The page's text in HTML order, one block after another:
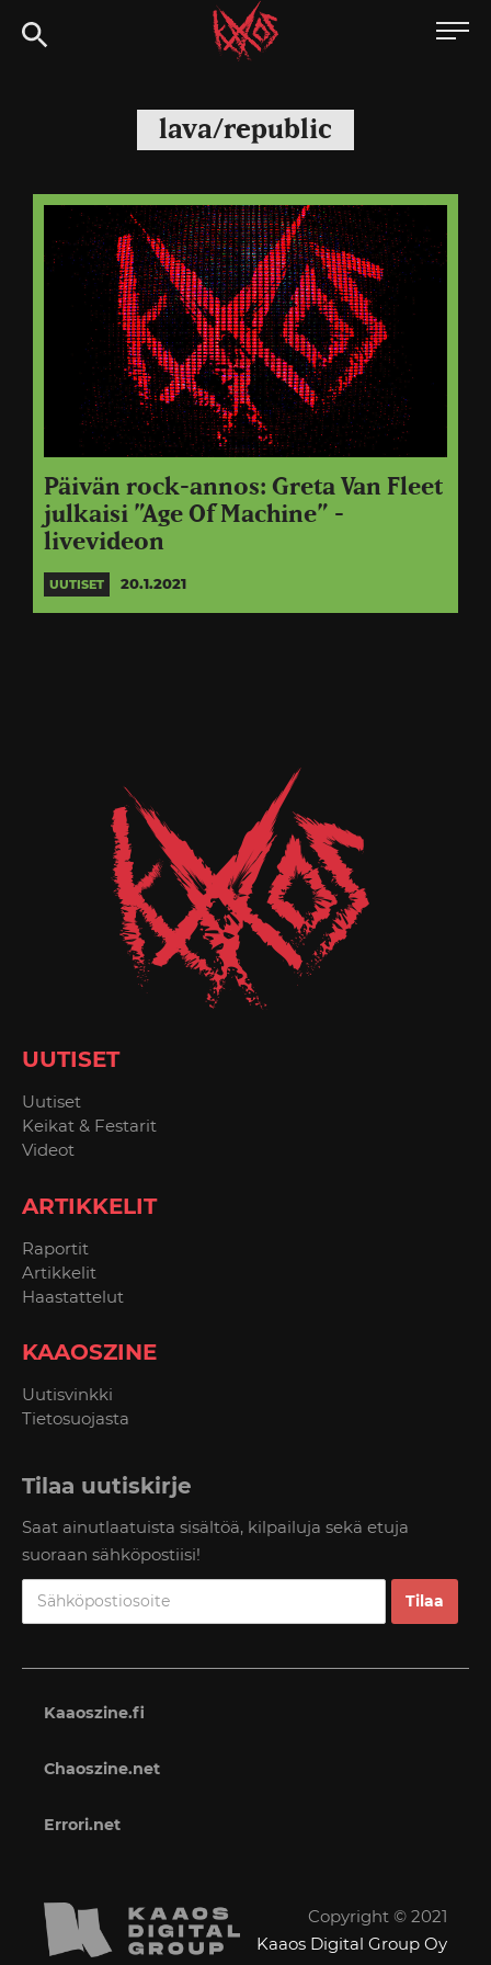
Siirry
suoraan
Kaaoszine
lava/republic
Päivän rock-annos: Greta Van Fleet
julkaisi ”Age Of Machine” -
livevideon
UUTISET 20.1.2021
UUTISET
Uutiset
Keikat & Festarit
Videot
ARTIKKELIT
Raportit
Artikkelit
Haastattelut
KAAOSZINE
Uutisvinkki
Tietosuojasta
Tilaa uutiskirje
Saat ainutlaatuista sisältöä, kilpailuja sekä etuja
suoraan sähköpostiisi!
Kaaoszine.fi
Chaoszine.net
Errori.net
Copyright © 2021
Kaaos Digital Group Oy